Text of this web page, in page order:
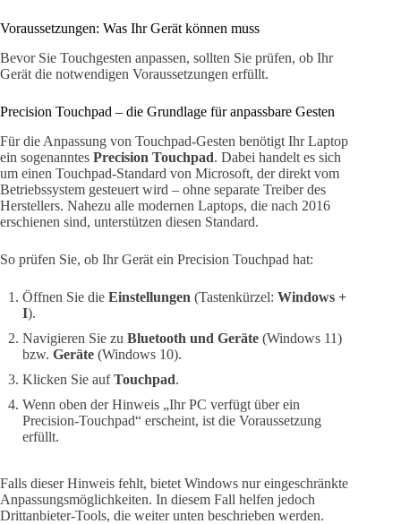
Voraussetzungen: Was Ihr Gerät können muss
Bevor Sie Touchgesten anpassen, sollten Sie prüfen, ob Ihr
Gerät die notwendigen Voraussetzungen erfüllt.
Precision Touchpad – die Grundlage für anpassbare Gesten
Für die Anpassung von Touchpad-Gesten benötigt Ihr Laptop
ein sogenanntes Precision Touchpad. Dabei handelt es sich
um einen Touchpad-Standard von Microsoft, der direkt vom
Betriebssystem gesteuert wird – ohne separate Treiber des
Herstellers. Nahezu alle modernen Laptops, die nach 2016
erschienen sind, unterstützen diesen Standard.
So prüfen Sie, ob Ihr Gerät ein Precision Touchpad hat:
Öffnen Sie die Einstellungen (Tastenkürzel: Windows +
I).
Navigieren Sie zu Bluetooth und Geräte (Windows 11)
bzw. Geräte (Windows 10).
Klicken Sie aufTouchpad.
Wenn oben der Hinweis „Ihr PC verfügt über ein
Precision-Touchpad“ erscheint, ist die Voraussetzung
erfüllt.
Falls dieser Hinweis fehlt, bietet Windows nur eingeschränkte
Anpassungsmöglichkeiten. In diesem Fall helfen jedoch
Drittanbieter-Tools, die weiter unten beschrieben werden.